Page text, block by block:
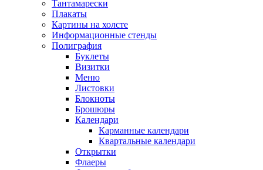
Тантамарески
Плакаты
Картины на холсте
Информационные стенды
Полиграфия
Буклеты
Визитки
Меню
Листовки
Блокноты
Брошюры
Календари
Карманные календари
Квартальные календари
Открытки
Флаеры